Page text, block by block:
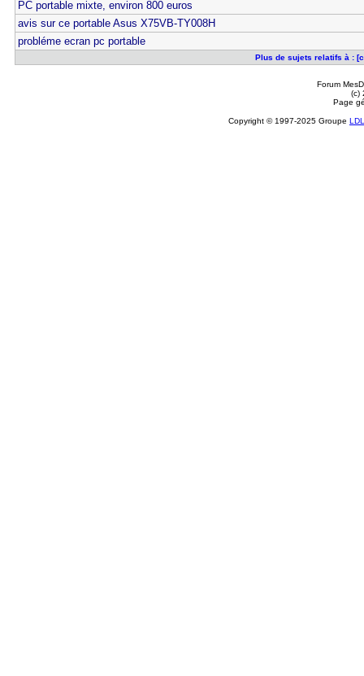
PC portable mixte, environ 800 euros
avis sur ce portable Asus X75VB-TY008H
probléme ecran pc portable
Plus de sujets relatifs à :
Forum
(c)
Page
Copyright © 1997-2025 Groupe